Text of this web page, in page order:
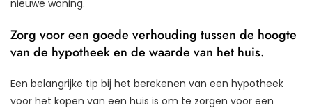
nieuwe woning.
Zorg voor een goede verhouding tussen de hoogte
van de hypotheek en de waarde van het huis.
Een belangrijke tip bij het berekenen van een hypotheek
voor het kopen van een huis is om te zorgen voor een